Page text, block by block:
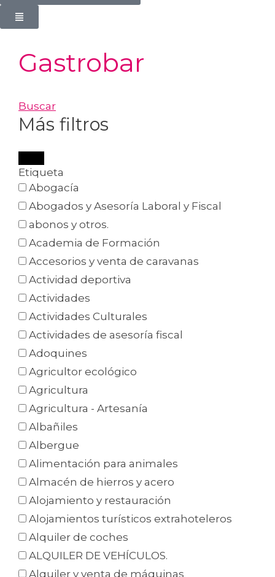
Gastrobar
Buscar
Más filtros
Etiqueta
Abogacía
Abogados y Asesoría Laboral y Fiscal
abonos y otros.
Academia de Formación
Accesorios y venta de caravanas
Actividad deportiva
Actividades
Actividades Culturales
Actividades de asesoría fiscal
Adoquines
Agricultor ecológico
Agricultura
Agricultura - Artesanía
Albañiles
Albergue
Alimentación para animales
Almacén de hierros y acero
Alojamiento y restauración
Alojamientos turísticos extrahoteleros
Alquiler de coches
ALQUILER DE VEHÍCULOS.
Alquiler y venta de máquinas